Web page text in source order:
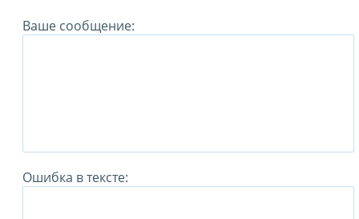
Ваше сообщение:
Ошибка в тексте: